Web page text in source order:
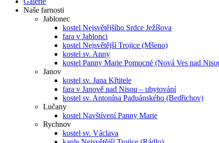
Naše farnosti
Jablonec
kostel Nejsvětějšího Srdce Ježíšova
fara v Jablonci
kostel Nejsvětější Trojice (Mšeno)
kostel sv. Anny
kostel Panny Marie Pomocné (Nová Ves nad
Janov
kostel sv. Jana Křtitele
fara v Janově nad Nisou – ubytování
kostel sv. Antonína Paduánského (Bedřichov)
Lučany
kostel Navštívení Panny Marie
Rychnov
kostel sv. Václava